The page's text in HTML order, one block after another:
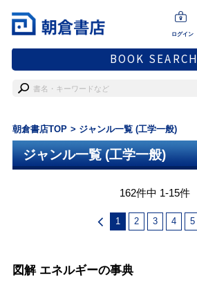
ログイン
BOOK SEARCH
朝倉書店TOP ジャンル一覧 (工学一般)
ジャンル一覧 (工学一般)
162件中 1-15件
1 2 3 4 5
図解 エネルギーの事典